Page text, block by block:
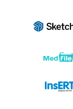
programy dla firm